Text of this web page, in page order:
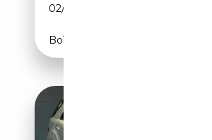
02/2008
Boîte automatique